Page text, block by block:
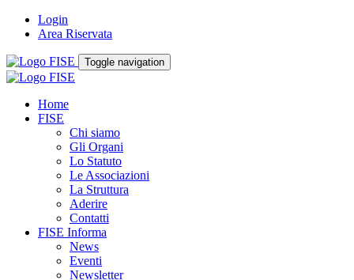
Login
Area Riservata
Toggle navigation
Home
FISE
Chi siamo
Gli Organi
Lo Statuto
Le Associazioni
La Struttura
Aderire
Contatti
FISE Informa
News
Eventi
Newsletter